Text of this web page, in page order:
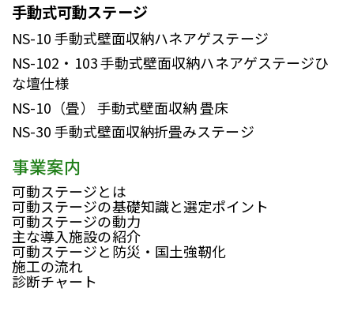
手動式可動ステージ
NS-10手動式壁面収納ハネアゲステージ
NS-102・103手動式壁面収納ハネアゲステージひ
な壇仕様
NS-10（畳） 手動式壁面収納 畳床
NS-30手動式壁面収納折畳みステージ
事業案内
可動ステージとは
可動ステージの基礎知識と選定ポイント
可動ステージの動力
主な導入施設の紹介
可動ステージと防災・国土強靭化
施工の流れ
診断チャート